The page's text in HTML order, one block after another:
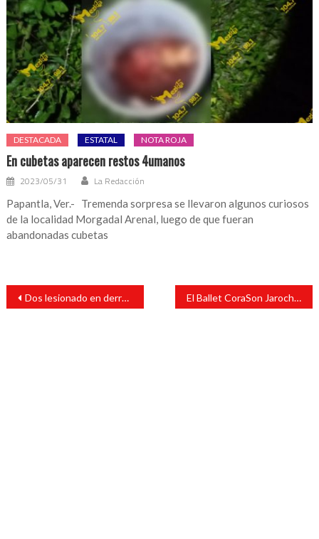
DESTACADA ESTATAL NOTA ROJA
En cubetas aparecen restos 4umanos
2023/05/31 La Redacción
Papantla, Ver.- Tremenda sorpresa se llevaron algunos curiosos
de la localidad Morgadal Arenal, luego de que fueran
abandonadas cubetas
Navegación
entradas
Dos lesionado en derrape de moto El Ballet CoraSon Jarocho, orgullosamente lerdense, presente en Tlacotalpan